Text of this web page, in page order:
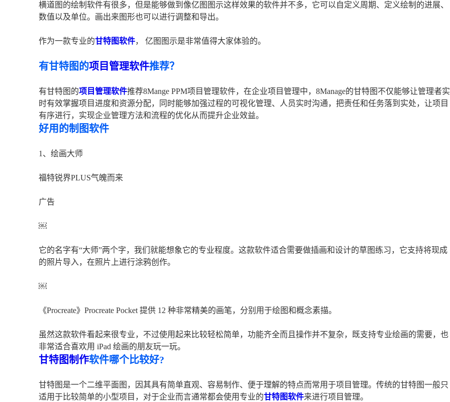
横道图的绘制软件有很多，但是能够做到像亿图图示这样效果的软件并不多，它可以自定义周期、定义绘制的进展、
数值以及单位。画出来图形也可以进行调整和导出。
作为一款专业的甘特图软件， 亿图图示是非常值得大家体验的。
有甘特图的项目管理软件推荐？
有甘特图的项目管理软件推荐8Mange PPM项目管理软件，在企业项目管理中，8Manage的甘特图不仅能够让管理者实
时有效掌握项目进度和资源分配，同时能够加强过程的可视化管理、人员实时沟通，把责任和任务落到实处，让项目
有序进行，实现企业管理方法和流程的优化从而提升企业效益。
好用的制图软件
1、绘画大师
福特锐界PLUS气魄而来
广告
￼
它的名字有“大师”两个字，我们就能想象它的专业程度。这款软件适合需要做插画和设计的草图练习，它支持将现成
的照片导入，在照片上进行涂鸦创作。
￼
《Procreate》Procreate Pocket 提供 12 种非常精美的画笔，分别用于绘图和概念素描。
虽然这款软件看起来很专业，不过使用起来比较轻松简单，功能齐全而且操作并不复杂，既支持专业绘画的需要，也
非常适合喜欢用 iPad 绘画的朋友玩一玩。
甘特图制作软件哪个比较好?
甘特图是一个二维平面图，因其具有简单直观、容易制作、便于理解的特点而常用于项目管理。传统的甘特图一般只
适用于比较简单的小型项目，对于企业而言通常都会使用专业的甘特图软件来进行项目管理。